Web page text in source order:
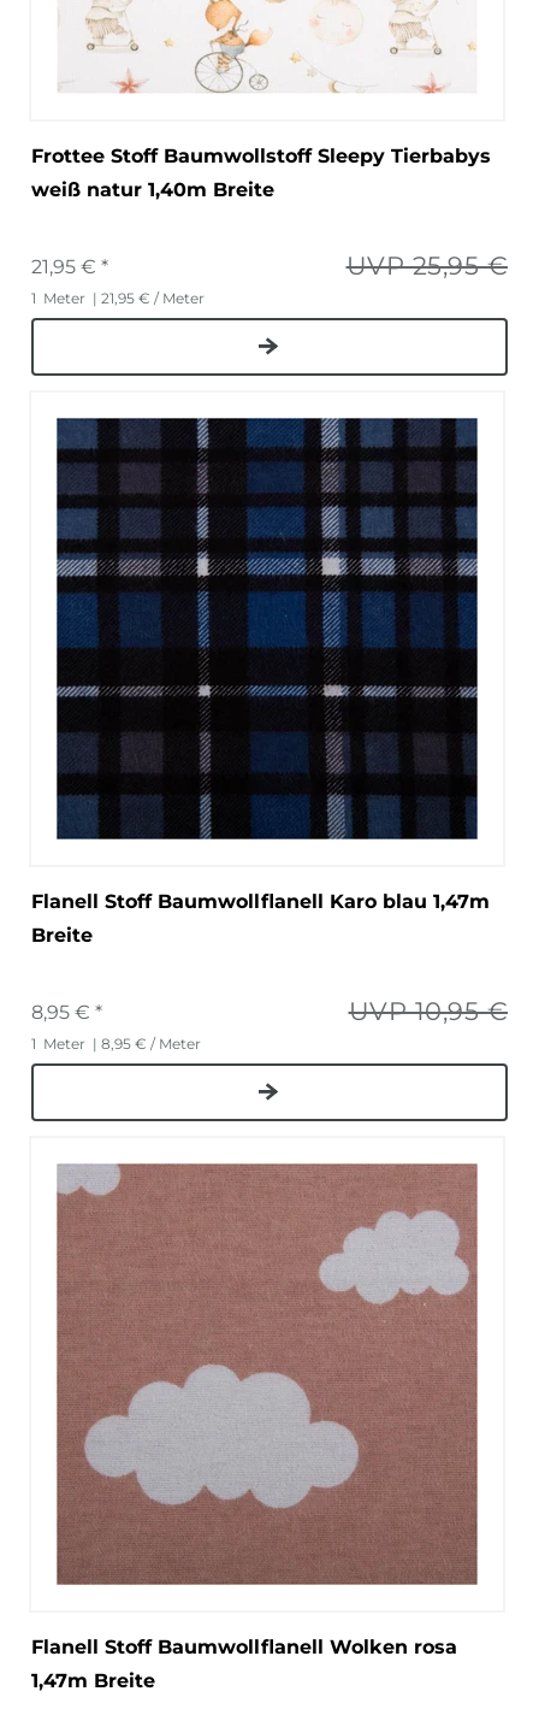
Frottee Stoff Baumwollstoff Sleepy Tierbabys
weiß natur 1,40m Breite
UVP 25,95 €
21,95 € *
1 Meter | 21,95 € / Meter
Flanell Stoff Baumwollflanell Karo blau 1,47m
Breite
UVP 10,95 €
8,95 € *
1 Meter | 8,95 € / Meter
Flanell Stoff Baumwollflanell Wolken rosa
1,47m Breite